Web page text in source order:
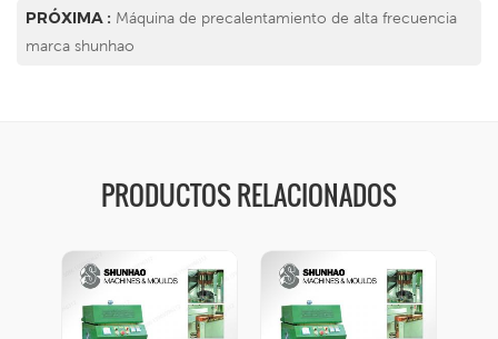
PRÓXIMA : Máquina de precalentamiento de alta frecuencia
marca shunhao
PRODUCTOS RELACIONADOS